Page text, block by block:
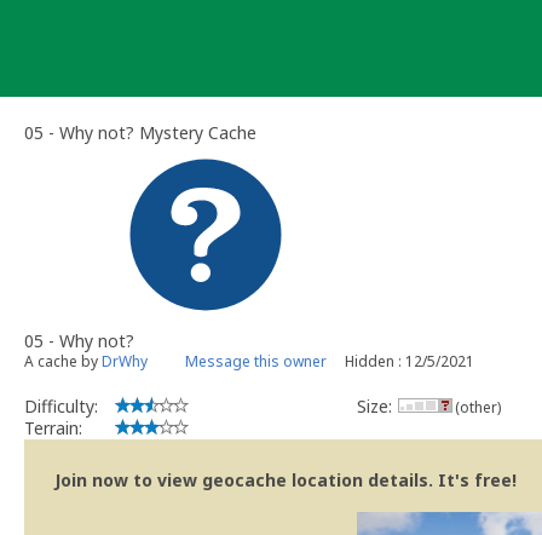
05 - Why not? Mystery Cache
05 - Why not?
A cache byDrWhy Message this owner Hidden : 12/5/2021
Difficulty:
Terrain:
Size: (other)
Join now to view geocache location details. It's free!